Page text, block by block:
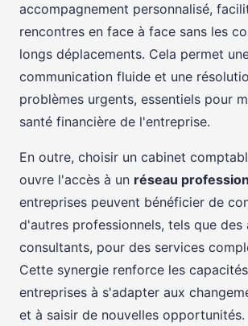
accompagnement personnalisé,
rencontres en face à face sans les
longs déplacements. Cela permet
communication fluide et une
problèmes urgents, essentiels pour
santé financière de l'entreprise.
En outre, choisir un cabinet
ouvre l'accès à un réseau
entreprises peuvent bénéficier de
d'autres professionnels, tels que
consultants, pour des services
Cette synergie renforce les
entreprises à s'adapter aux
et à saisir de nouvelles opportunités.